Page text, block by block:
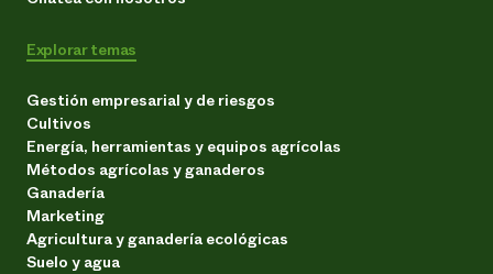
Explorar temas
Gestión empresarial y de riesgos
Cultivos
Energía, herramientas y equipos agrícolas
Métodos agrícolas y ganaderos
Ganadería
Marketing
Agricultura y ganadería ecológicas
Suelo y agua